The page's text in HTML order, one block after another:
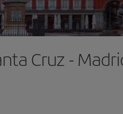
Cruz -